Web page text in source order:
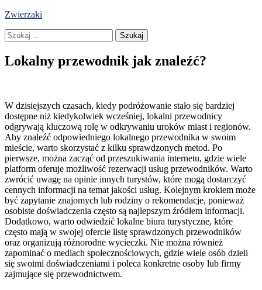
Skip
content
Zwierzaki
Szukaj:
Lokalny przewodnik jak znaleźć?
W dzisiejszych czasach, kiedy podróżowanie stało się bardziej
dostępne niż kiedykolwiek wcześniej, lokalni przewodnicy
odgrywają kluczową rolę w odkrywaniu uroków miast i regionów.
Aby znaleźć odpowiedniego lokalnego przewodnika w swoim
mieście, warto skorzystać z kilku sprawdzonych metod. Po
pierwsze, można zacząć od przeszukiwania internetu, gdzie wiele
platform oferuje możliwość rezerwacji usług przewodników. Warto
zwrócić uwagę na opinie innych turystów, które mogą dostarczyć
cennych informacji na temat jakości usług. Kolejnym krokiem może
być zapytanie znajomych lub rodziny o rekomendacje, ponieważ
osobiste doświadczenia często są najlepszym źródłem informacji.
Dodatkowo, warto odwiedzić lokalne biura turystyczne, które
często mają w swojej ofercie listę sprawdzonych przewodników
oraz organizują różnorodne wycieczki. Nie można również
zapominać o mediach społecznościowych, gdzie wiele osób dzieli
się swoimi doświadczeniami i poleca konkretne osoby lub firmy
zajmujące się przewodnictwem.